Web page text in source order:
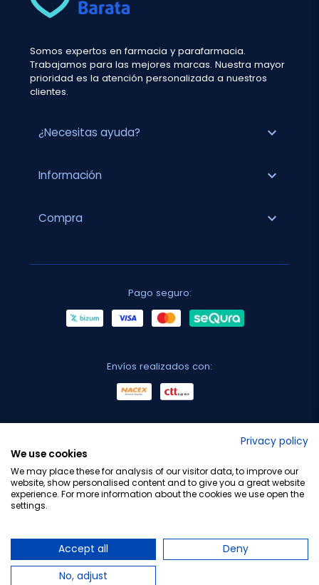
Somos expertos en farmacia y parafarmacia.
Trabajamos para las mejores marcas. Nuestra mayor
prioridad es la atención personalizada a nuestros
clientes.
¿Necesitas ayuda? expand_more
Información expand_more
Compra expand_more
Pago seguro:
Envíos realizados con:
Privacy policy
We use cookies
We may place these for analysis of our visitor data, to improve our
website, show personalised content and to give you a great website
experience. For more information about the cookies we use open the
settings.
Accept all
Deny
No, adjust